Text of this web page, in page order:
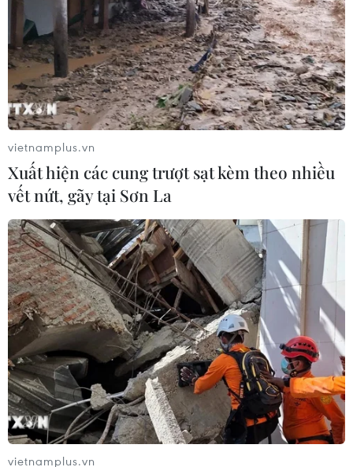
TIN CÙNG CHUYÊN MỤC
Tây Ninh cảnh báo giả mạo cơ quan
đăng ký kinh doanh để lừa đảo
doanh nghiệp
07/08/2026 08:38
Tiến "Bịp" hầu tòa trong vụ
án tổ chức sử dụng trái phép chất ma
túy
07/08/2026 04:40
Khởi tố đối tượng giả danh Công an,
lừa đảo "chạy án" tại Đắk Lắk
06/08/2026 15:07
Cảnh sát khám xét nơi ở của Huấn
"Hoa Hồng"
vietnamplus.vn
Xuất hiện các cung trượt sạt kèm theo nhiều
vết nứt, gãy tại Sơn La
vietnamplus.vn